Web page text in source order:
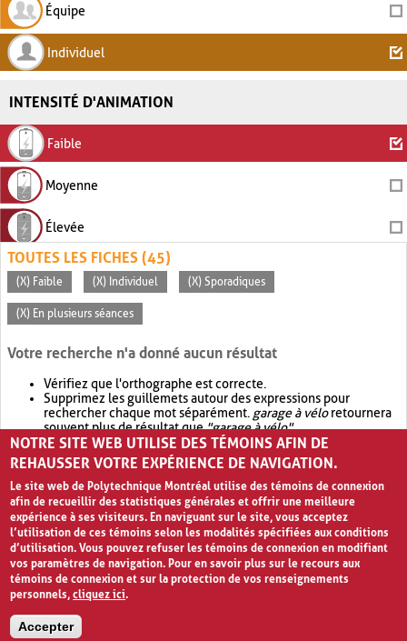
Équipe
Individuel
INTENSITÉ D'ANIMATION
Faible
Moyenne
Élevée
TOUTES LES FICHES (45)
(X) Faible (X) Individuel (X) Sporadiques
(X) En plusieurs séances
Votre recherche n'a donné aucun résultat
Vérifiez que l'orthographe est correcte.
Supprimez les guillemets autour des expressions pour
rechercher chaque mot séparément. garage à véloretournera
souvent plus de résultat que"garage à vélo".
Envisagez d'élargir votre recherche avec OR.garage OR vélo
retournera souvent plus de résultat quegarage à vélo
NOTRE SITE WEB UTILISE DES TÉMOINS AFIN DE
REHAUSSER VOTRE EXPÉRIENCE DE NAVIGATION.
Le site web de Polytechnique Montréal utilise des témoins de connexion
afin de recueillir des statistiques générales et offrir une meilleure
expérience à ses visiteurs. En naviguant sur le site, vous acceptez
l’utilisation de ces témoins selon les modalités spécifiées aux conditions
d’utilisation. Vous pouvez refuser les témoins de connexion en modifiant
vos paramètres de navigation. Pour en savoir plus sur le recours aux
témoins de connexion et sur la protection de vos renseignements
personnels,cliquez ici.
Accepter